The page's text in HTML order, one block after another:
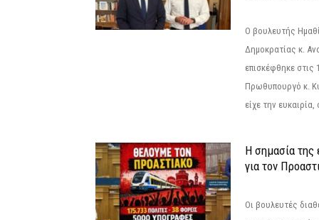
Ο βουλευτής
Δημοκρατίας κ.
επισκέφθηκε στις
Πρωθυπουργό κ.
είχε την
Η σημασία της
για τον
Οι βουλευτές